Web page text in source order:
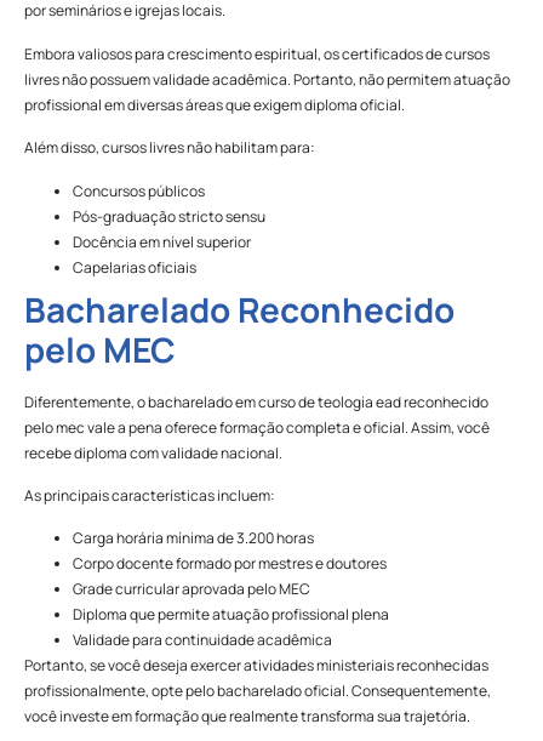
por seminários e igrejas locais.
Embora valiosos para crescimento espiritual, os certificados de cursos
livres não possuem validade acadêmica. Portanto, não permitem atuação
profissional em diversas áreas que exigem diploma oficial.
Além disso, cursos livres não habilitam para:
Concursos públicos
Pós-graduação stricto sensu
Docência em nível superior
Capelarias oficiais
Bacharelado Reconhecido
pelo MEC
Diferentemente, o bacharelado em curso de teologia ead reconhecido
pelo mec vale a pena oferece formação completa e oficial. Assim, você
recebe diploma com validade nacional.
As principais características incluem:
Carga horária mínima de 3.200 horas
Corpo docente formado por mestres e doutores
Grade curricular aprovada pelo MEC
Diploma que permite atuação profissional plena
Validade para continuidade acadêmica
Portanto, se você deseja exercer atividades ministeriais reconhecidas
profissionalmente, opte pelo bacharelado oficial. Consequentemente,
você investe em formação que realmente transforma sua trajetória.